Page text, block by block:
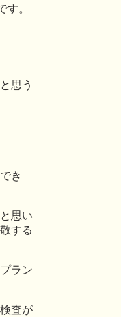
。
思う
き
思い
する
ラン
査が